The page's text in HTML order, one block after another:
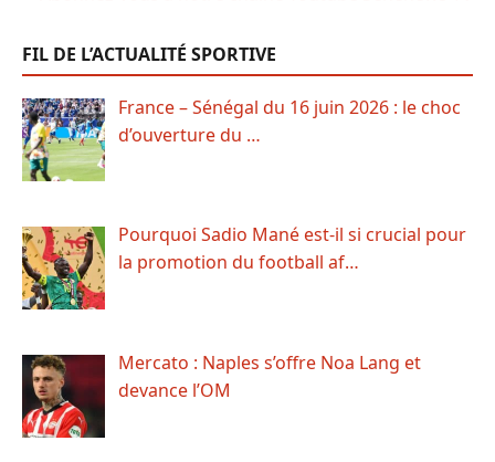
FIL DE L’ACTUALITÉ SPORTIVE
France – Sénégal du 16 juin 2026 : le choc
d’ouverture du …
Pourquoi Sadio Mané est-il si crucial pour
la promotion du football af…
Mercato : Naples s’offre Noa Lang et
devance l’OM